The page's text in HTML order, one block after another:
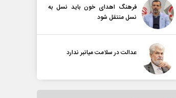
فرهنگ اهدای خون باید نسل به
نسل منتقل شود
عدالت در سلامت میانبر ندارد